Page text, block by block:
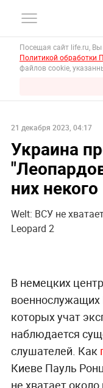
Посещая сайт life.ru,
Политикой обработки
файлов cookie,
21 декабря 2023, 04:17
Украина
них некого
Welt: ВСУ не
Leopard 2
В немецких
которых учат
наблюдается
слушателей. Как
Киеве Пауль
не хватает